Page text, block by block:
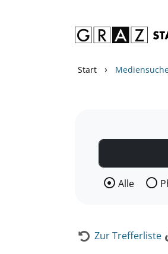
Start ›
Wählen Sie
Alle
Zur Trefferliste